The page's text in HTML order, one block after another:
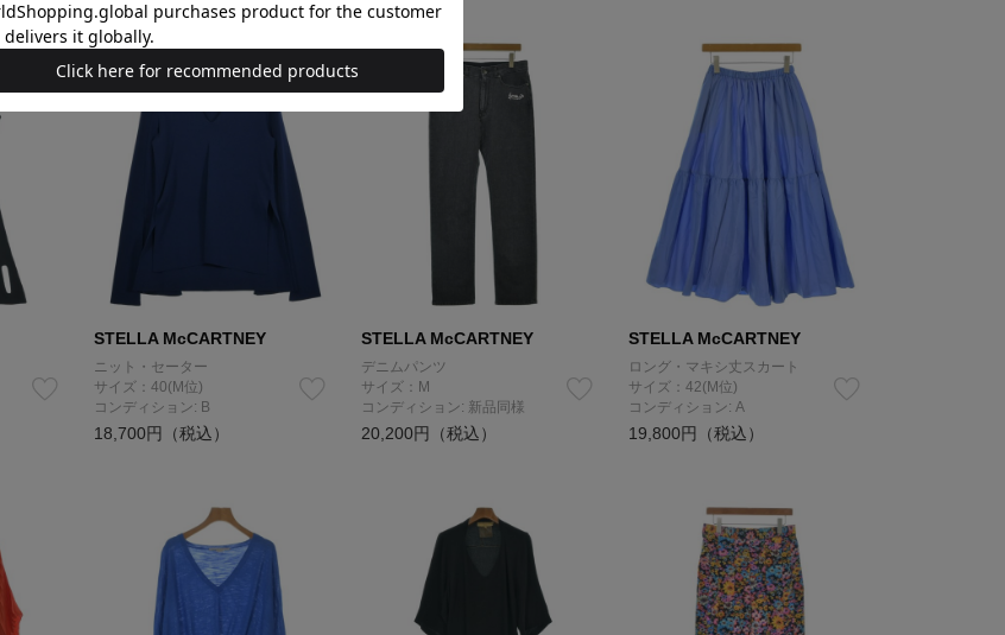
STELLA McCARTNEY
ニット・セーター
サイズ：40(M位)
コンディション: B
18,700円（税込）
STELLA McCARTNEY
デニムパンツ
サイズ：M
コンディション: 新品同様
20,200円（税込）
STELLA McCARTNEY
ロング・マキシ丈スカート
サイズ：42(M位)
コンディション: A
19,800円（税込）